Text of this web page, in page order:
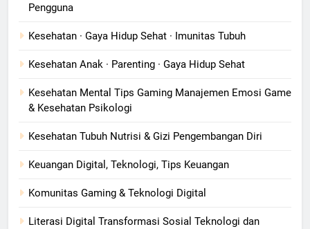
Pengguna
Kesehatan · Gaya Hidup Sehat · Imunitas Tubuh
Kesehatan Anak · Parenting · Gaya Hidup Sehat
Kesehatan Mental Tips Gaming Manajemen Emosi Game
& Kesehatan Psikologi
Kesehatan Tubuh Nutrisi & Gizi Pengembangan Diri
Keuangan Digital, Teknologi, Tips Keuangan
Komunitas Gaming & Teknologi Digital
Literasi Digital Transformasi Sosial Teknologi dan